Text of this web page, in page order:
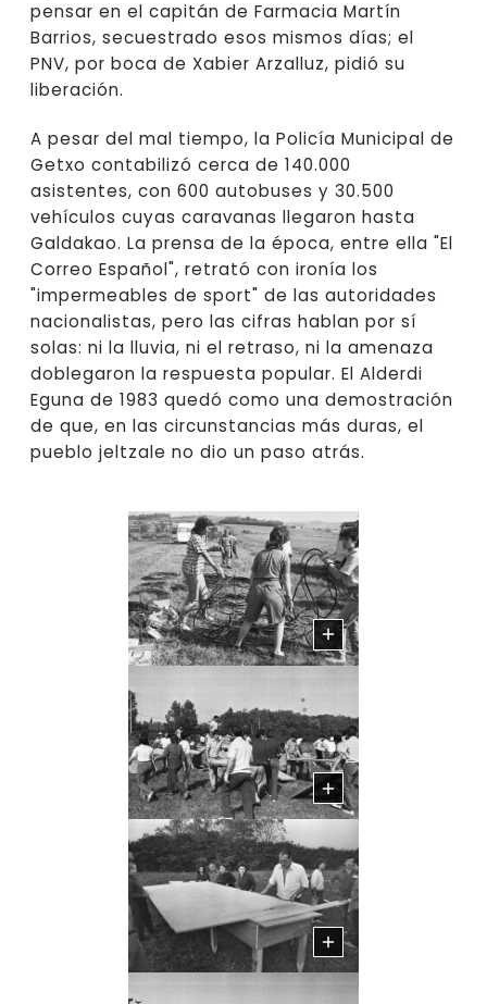
pensar en el capitán de Farmacia Martín
Barrios, secuestrado esos mismos días; el
PNV, por boca de Xabier Arzalluz, pidió su
liberación.
A pesar del mal tiempo, la Policía Municipal de
Getxo contabilizó cerca de 140.000
asistentes, con 600 autobuses y 30.500
vehículos cuyas caravanas llegaron hasta
Galdakao. La prensa de la época, entre ella "El
Correo Español", retrató con ironía los
"impermeables de sport" de las autoridades
nacionalistas, pero las cifras hablan por sí
solas: ni la lluvia, ni el retraso, ni la amenaza
doblegaron la respuesta popular. El Alderdi
Eguna de 1983 quedó como una demostración
de que, en las circunstancias más duras, el
pueblo jeltzale no dio un paso atrás.